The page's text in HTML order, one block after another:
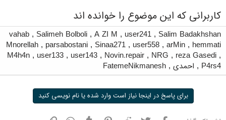
کاربرانی که این موضوع را خوانده اند
Salim Badakhshan
,
user241
,
A ZI M
,
Salimeh Bolboli
,
vahab
hemmati
,
arMin
,
user558
,
Sinaa271
,
parsabostani
,
Mnorellah
,
reza Gasedi
,
NRG
,
Novin.repair
,
user143
,
user133
,
M4h4n
P4rs4
, احمدی ,
FatemeNikmanesh
برای پاسخ در اینجا نیاز است وارد شده یا نام نویسی کنید